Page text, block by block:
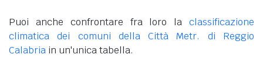
Puoi anche confrontare fra loro la classificazione
climatica dei comuni della Città Metr. di Reggio
Calabria in un'unica tabella.